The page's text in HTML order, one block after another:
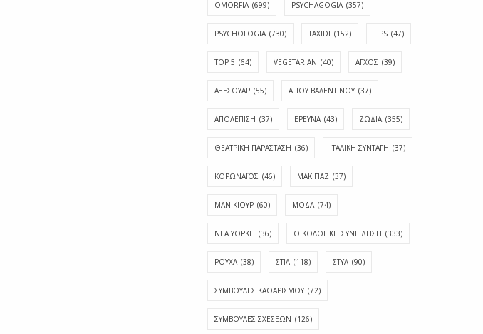
OMORFIA (699) PSYCHAGOGIA (357)
PSYCHOLOGIA (730) TAXIDI (152) TIPS (47)
TOP 5 (64) VEGETARIAN (40) ΑΓΧΟΣ (39)
ΑΞΕΣΟΥΑΡ (55) ΑΓΊΟΥ ΒΑΛΕΝΤΊΝΟΥ (37)
ΑΠΟΛΈΠΙΣΗ (37) ΕΡΕΥΝΑ (43) ΖΩΔΙΑ (355)
ΘΕΑΤΡΙΚΗ ΠΑΡΑΣΤΑΣΗ (36) ΙΤΑΛΙΚΗ ΣΥΝΤΑΓΗ (37)
ΚΟΡΩΝΑΪΟΣ (46) ΜΑΚΙΓΙΑΖ (37)
ΜΑΝΙΚΙΟΥΡ (60) ΜΟΔΑ (74)
ΝΕΑ ΥΟΡΚΗ (36) ΟΙΚΟΛΟΓΙΚΗ ΣΥΝΕΙΔΗΣΗ (333)
ΡΟΥΧΑ (38) ΣΤΙΛ (118) ΣΤΥΛ (90)
ΣΥΜΒΟΥΛΕΣ ΚΑΘΑΡΙΣΜΟΥ (72)
ΣΥΜΒΟΥΛΕΣ ΣΧΕΣΕΩΝ (126)